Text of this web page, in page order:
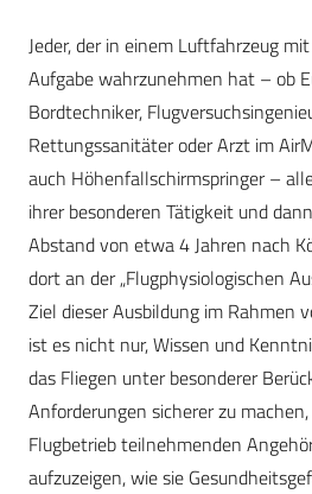
Jeder, der in einem Luftfahrzeug
Aufgabe wahrzunehmen hat – ob
Bordtechniker,
Rettungssanitäter oder Arzt im
auch Höhenfallschirmspringer –
ihrer besonderen Tätigkeit und
Abstand von etwa 4 Jahren nach
dort an der „Flugphysiologischen
Ziel dieser Ausbildung im Rahmen
ist es nicht nur, Wissen und
das Fliegen unter besonderer
Anforderungen sicherer zu
Flugbetrieb teilnehmenden
aufzuzeigen, wie sie